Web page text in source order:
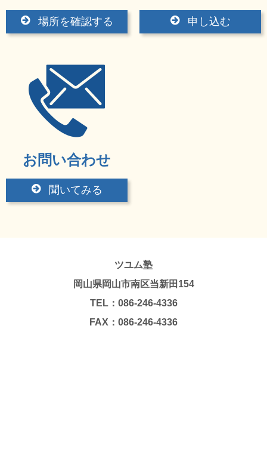
場所を確認する 申し込む
お問い合わせ
聞いてみる
ツユム塾
岡山県岡山市南区当新田154
TEL：086-246-4336
FAX：086-246-4336